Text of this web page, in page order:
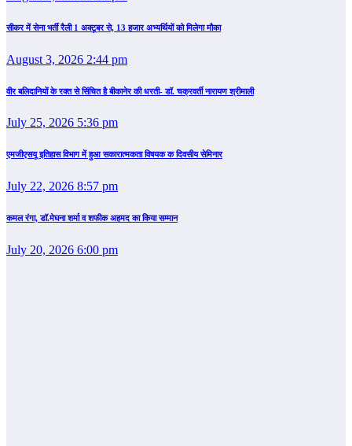
सीकर में सेना भर्ती रैली 1 अक्टूबर से, 13 हजार अभ्यर्थियों को मिलेगा मौका
August 3, 2026 2:44 pm
वीर बलिदानियों के रक्त से सिंचित है बीकानेर की धरती- डॉ. चक्रवर्ती नारायण श्रीमाली
July 25, 2026 5:36 pm
एमजीएसयू इतिहास विभाग में हुआ सकारात्मकता विषयक क दिवसीय सेमिनार
July 22, 2026 8:57 pm
कमल रंगा, डॉ.मेघना शर्मा व शफीक अहमद का किया सम्‍मान
July 20, 2026 6:00 pm